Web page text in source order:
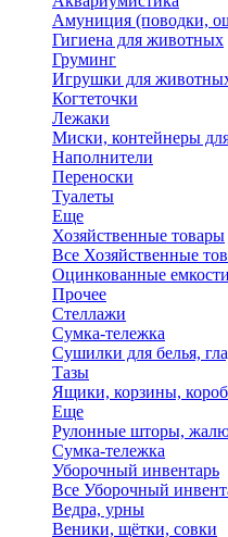
Амуниция (поводки,
Гигиена для животных
Груминг
Игрушки для
Когтеточки
Лежаки
Миски, контейнеры
Наполнители
Переноски
Туалеты
Еще
Хозяйственные товары
Все Хозяйственные
Оцинкованные емкости
Прочее
Стеллажи
Сумка-тележка
Сушилки для белья,
Тазы
Ящики, корзины,
Еще
Рулонные шторы,
Сумка-тележка
Уборочный инвентарь
Все Уборочный
Ведра, урны
Веники, щётки, совки